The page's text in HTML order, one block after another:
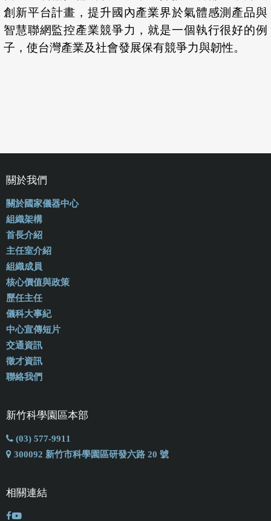
創新平台計畫，提升國內產業界於氣體感測產品與
智慧聯網監控產業競爭力，就是一個執行很好的例
子，使台灣產業及社會發展保有競爭力與韌性。
關於我們
關於國家儀器中心
組織架構
首長介紹
主任室介紹
組織成員
核心價值與政策
歷任主任
儀科大事紀
中心宣傳短片
交通資訊
徵才資訊
聯絡我們
新竹科學園區本部
(03) 577-9911
300092 新竹市科學園區研發六路 20 號
相關連結